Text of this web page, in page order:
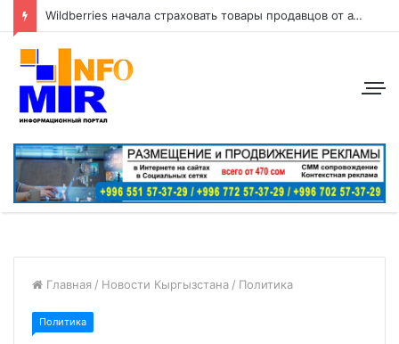
Wildberries начала страховать товары продавцов от атак беспилотников
Главная / Новости Кыргызстана / Политика
Политика